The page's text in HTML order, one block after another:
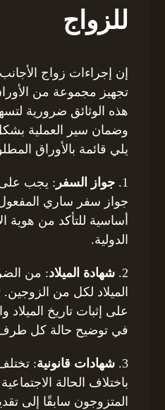
للزواج
إن إجراءات زواج
تجهيز مجموعة من
هذه الوثائق ضرورية
وضمان سير العملية
يلي قائمة بالأوراق
1. جواز السفر : يجب
جواز سفر ساري المفعول.
أساسية للتأكد من هوية
الدولية.
2. شهادة الميلاد: من
الميلاد لكل من
على إثبات تاريخ الميلاد
في توضيح حالة كل
3. شهادات قانونية:
باختلاف الحالة
المتزوجون سابقًا إلى